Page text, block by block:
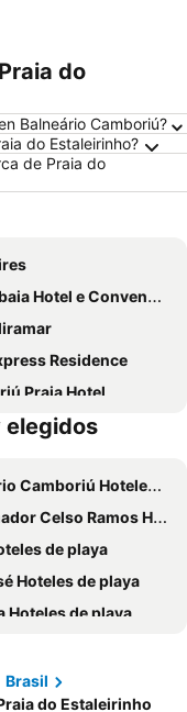
do
Balneário Camboriú?
do Estaleirinho?
de Praia do
Hotel e Convenções
Residence
Praia Hotel
Spa & Convenções
Hotel
Hotel
elegidos
Hoteles de playa
Celso Ramos Hoteles de playa
de playa
Hoteles de playa
Hoteles de playa
Hoteles de playa
de playa
Brasil
do Estaleirinho